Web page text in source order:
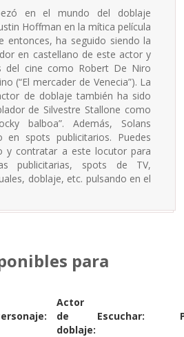
en el mundo del doblaje
Hoffman en la mítica película
entonces, ha seguido siendo la
en castellano de este actor y
del cine como Robert De Niro
(“El mercader de Venecia”). La
de doblaje también ha sido
de Silvestre Stallone como
balboa”. Además, Solans
en spots publicitarios. Puedes
y contratar a este locutor para
publicitarias, spots de TV,
doblaje, etc. pulsando en el
para
Actor
de
doblaje:
Escuchar: